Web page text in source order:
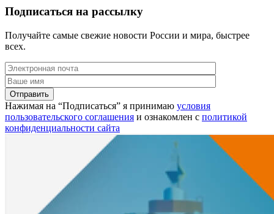
Подписаться на рассылку
Получайте самые свежие новости России и мира, быстрее
всех.
Нажимая на “Подписаться” я принимаю условия
пользовательского соглашения и ознакомлен с политикой
конфиденциальности сайта